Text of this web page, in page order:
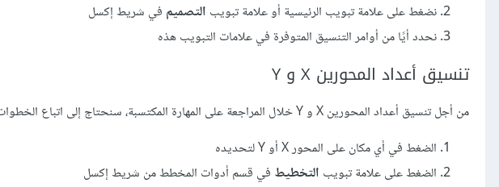
نضغط على علامة تبويب الرئيسية أو علامة تبويب التصميم في شريط إكسل
نحدد أيًا من أوامر التنسيق المتوفرة في علامات التبويب هذه
تنسيق أعداد المحورين X و Y
من أجل تنسيق أعداد المحورين X و Y خلال المراجعة على المهارة المكتسبة، سنحتاج إلى اتباع الخطوات التالية:
الضغط في أي مكان على المحور X أو Y لتحديده
الضغط على علامة تبويب التخطيط في قسم أدوات المخطط من شريط إكسل